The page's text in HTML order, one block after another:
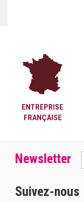
ENTREPRISE
FRANÇAISE
Newsletter
Suivez-nous